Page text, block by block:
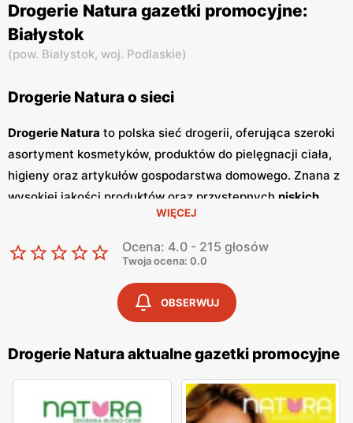
Drogerie Natura gazetki promocyjne:
Białystok
(pow. Białystok, woj. Podlaskie)
Drogerie Natura o sieci
Drogerie Natura to polska sieć drogerii, oferująca szeroki
asortyment kosmetyków, produktów do pielęgnacji ciała,
higieny oraz artykułów gospodarstwa domowego. Znana z
wysokiej jakości produktów oraz przystępnych niskich
zdobyła zaufanie klientów dzięki
bogatej ofercie oraz częstym promocjom
. Klienci mogą
liczyć na szeroki wybór produktów, które spełniają
najwyższe standardy jakości. Jednym z kluczowych
elementów strategii marketingowejDrogerie Natura
regularnie wydawanegazetki promocyjne
prezentują najnowsze oferty specjalne, nowości
produktowe oraz sezonowe wyprzedaże, dzięki czemu
klienci mogą planować swoje zakupy i korzystać z
wyjątkowych okazji cenowych. Są one dostępne zarówno
WIĘCEJ
Ocena: 4.0 - 215 głosów
Twoja ocena: 0.0
OBSERWUJ
Drogerie Natura aktualne gazetki promocyjne